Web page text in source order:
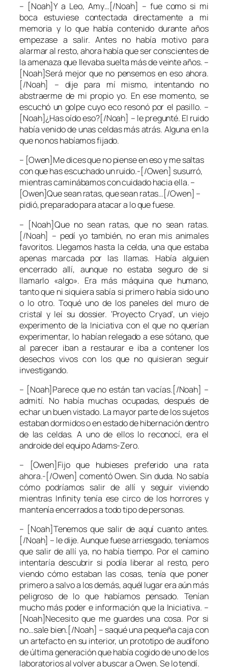
– [Noah]Y a Leo, Amy…[/Noah] – fue como si mi
boca estuviese contectada directamente a mi
memoria y lo que había contenido durante años
empezase a salir. Antes no había motivo para
alarmar al resto, ahora había que ser conscientes de
la amenaza que llevaba suelta más de veinte años. –
[Noah]Será mejor que no pensemos en eso ahora.
[/Noah] – dije para mí mismo, intentando no
abstraerme de mi propio yo. En ese momento, se
escuchó un golpe cuyo eco resonó por el pasillo. –
[Noah]¿Has oído eso?[/Noah] – le pregunté. El ruido
había venido de unas celdas más atrás. Alguna en la
que no nos habíamos fijado.
– [Owen]Me dices que no piense en eso y me saltas
con que has escuchado un ruido.-[/Owen] susurró,
mientras caminábamos con cuidado hacia ella. –
[Owen]Que sean ratas, que sean ratas…[/Owen] –
pidió, preparado para atacar a lo que fuese.
– [Noah]Que no sean ratas, que no sean ratas.
[/Noah] – pedí yo también, no eran mis animales
favoritos. Llegamos hasta la celda, una que estaba
apenas marcada por las llamas. Había alguien
encerrado allí, aunque no estaba seguro de si
llamarlo «algo». Era más máquina que humano,
tanto que ni siquiera sabía si primero había sido uno
o lo otro. Toqué uno de los paneles del muro de
cristal y leí su dossier. ‘Proyecto Cryad’, un viejo
experimento de la Iniciativa con el que no querían
experimentar, lo habían relegado a ese sótano, que
al parecer iban a restaurar e iba a contener los
desechos vivos con los que no quisieran seguir
investigando.
– [Noah]Parece que no están tan vacías.[/Noah] –
admití. No había muchas ocupadas, después de
echar un buen vistado. La mayor parte de los sujetos
estaban dormidos o en estado de hibernación dentro
de las celdas. A uno de ellos lo reconocí, era el
androide del equipo Adams-Zero.
– [Owen]Fijo que hubieses preferido una rata
ahora.-[/Owen] comentó Owen. Sin duda. No sabía
cómo podríamos salir de allí y seguir viviendo
mientras Infinity tenía ese circo de los horrores y
mantenía encerrados a todo tipo de personas.
– [Noah]Tenemos que salir de aquí cuanto antes.
[/Noah] – le dije. Aunque fuese arriesgado, teníamos
que salir de allí ya, no había tiempo. Por el camino
intentaría descubrir si podía liberar al resto, pero
viendo cómo estaban las cosas, tenía que poner
primero a salvo a los demás, aquél lugar era aún más
peligroso de lo que habíamos pensado. Tenían
mucho más poder e información que la Iniciativa. –
[Noah]Necesito que me guardes una cosa. Por si
no…sale bien.[/Noah] – saqué una pequeña caja con
un artefacto en su interior, un prototipo de audífono
de última generación que había cogido de uno de los
laboratorios al volver a buscar a Owen. Se lo tendí.